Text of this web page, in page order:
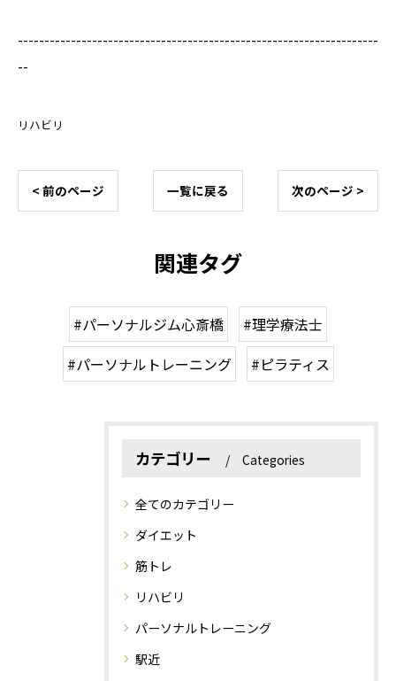
--------------------------------------------------------------------
--
リハビリ
< 前のページ 一覧に戻る 次のページ >
関連タグ
#パーソナルジム心斎橋
#理学療法士
#パーソナルトレーニング
#ピラティス
カテゴリー Categories
全てのカテゴリー
ダイエット
筋トレ
リハビリ
パーソナルトレーニング
駅近